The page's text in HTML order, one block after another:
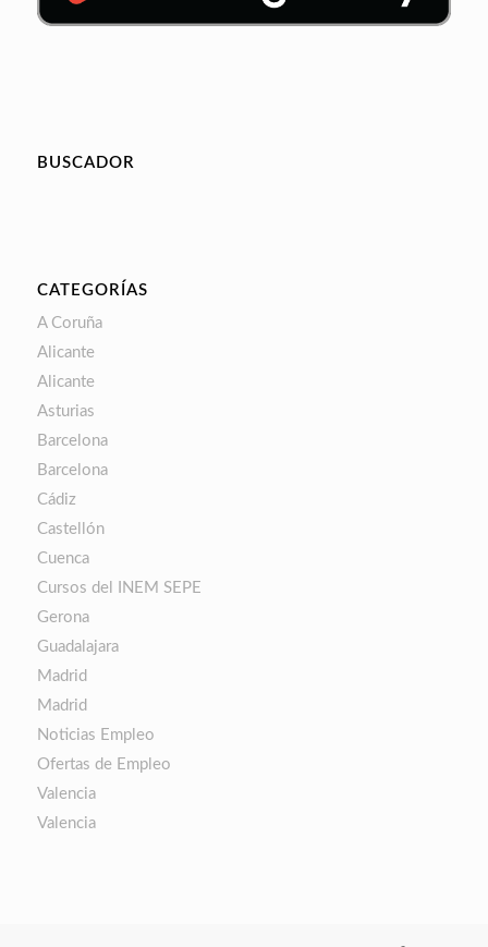
BUSCADOR
CATEGORÍAS
A Coruña
Alicante
Alicante
Asturias
Barcelona
Barcelona
Cádiz
Castellón
Cuenca
Cursos del INEM SEPE
Gerona
Guadalajara
Madrid
Madrid
Noticias Empleo
Ofertas de Empleo
Valencia
Valencia